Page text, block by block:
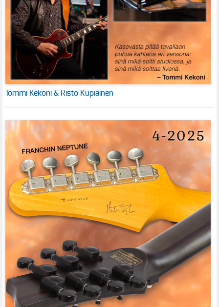
Tommi Kekoni & Risto Kupiainen